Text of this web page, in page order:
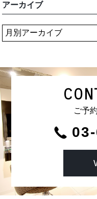
アーカイブ
ご予